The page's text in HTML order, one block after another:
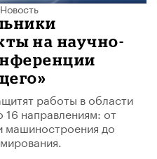
Новость
на научно-
работы в области
направлениям: от
машиностроения до